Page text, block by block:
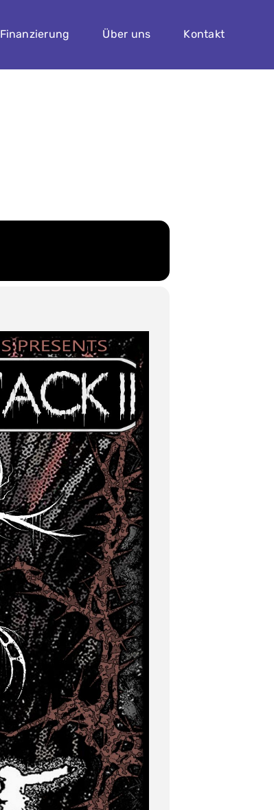
Finanzierung Über uns Kontakt